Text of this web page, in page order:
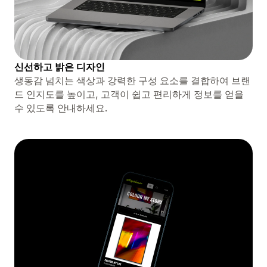
신선하고 밝은 디자인
생동감 넘치는 색상과 강력한 구성 요소를 결합하여 브랜
드 인지도를 높이고, 고객이 쉽고 편리하게 정보를 얻을
수 있도록 안내하세요.